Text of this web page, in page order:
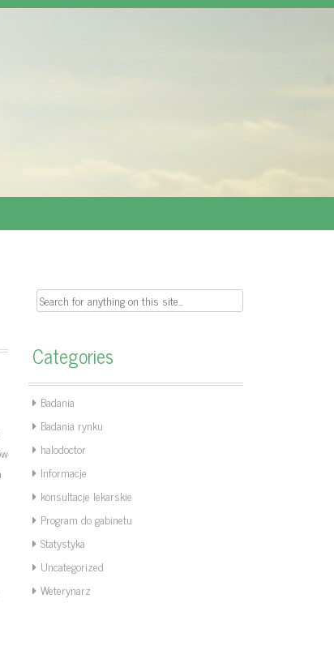
Search
Categories
Badania
Badania rynku
halodoctor
Informacje
konsultacje lekarskie
Program do gabinetu
Statystyka
Uncategorized
Weterynarz